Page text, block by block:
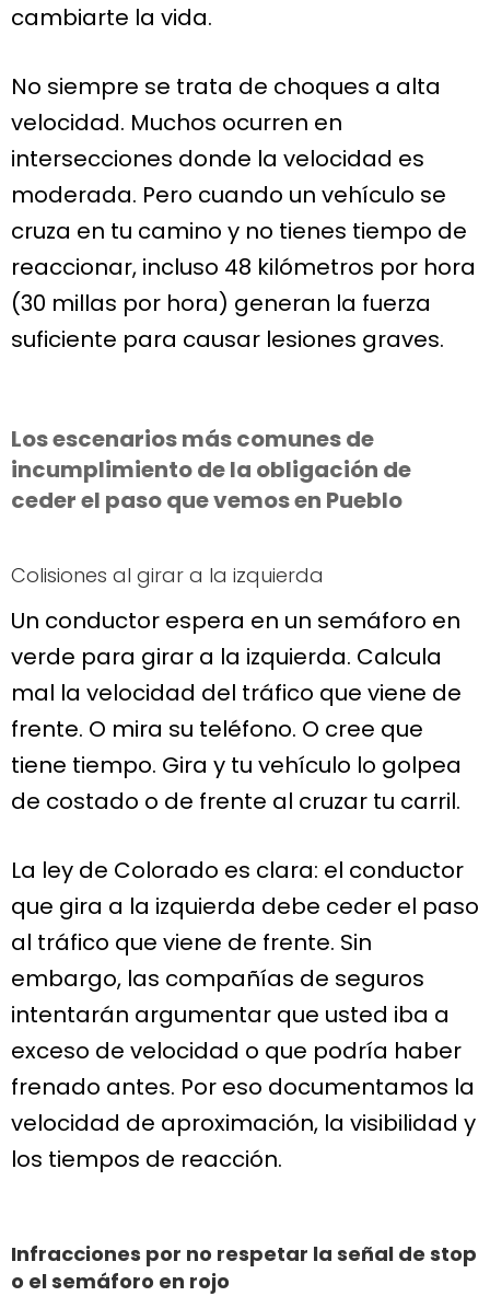
cambiarte la vida.
No siempre se trata de choques a alta
velocidad. Muchos ocurren en
intersecciones donde la velocidad es
moderada. Pero cuando un vehículo se
cruza en tu camino y no tienes tiempo de
reaccionar, incluso 48 kilómetros por hora
(30 millas por hora) generan la fuerza
suficiente para causar lesiones graves.
Los escenarios más comunes de
incumplimiento de la obligación de
ceder el paso que vemos en Pueblo
Colisiones al girar a la izquierda
Un conductor espera en un semáforo en
verde para girar a la izquierda. Calcula
mal la velocidad del tráfico que viene de
frente. O mira su teléfono. O cree que
tiene tiempo. Gira y tu vehículo lo golpea
de costado o de frente al cruzar tu carril.
La ley de Colorado es clara: el conductor
que gira a la izquierda debe ceder el paso
al tráfico que viene de frente. Sin
embargo, las compañías de seguros
intentarán argumentar que usted iba a
exceso de velocidad o que podría haber
frenado antes. Por eso documentamos la
velocidad de aproximación, la visibilidad y
los tiempos de reacción.
Infracciones por no respetar la señal de stop
o el semáforo en rojo